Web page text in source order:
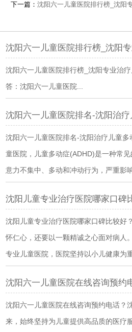
下一篇： 沈阳六一儿童医院排行榜_沈阳
沈阳六一儿童医院排行榜_沈阳
沈阳六一儿童医院排行榜_沈阳专业治
答：沈阳六一儿童医院...
沈阳六一儿童医院排名-沈阳治
沈阳六一儿童医院排名-沈阳治疗儿童
童医院，儿童多动症(ADHD)是一种常
意力不集中、多动和冲动行为，严重影
沈阳儿童专业治疗医院哪家口碑
沈阳儿童专业治疗医院哪家口碑比较好
怀仁心，还要以一颗精诚之心面对病人
专业儿童医院，医院坚持以小儿健康为
沈阳六一儿童医院在线咨询预约
沈阳六一儿童医院在线咨询预约电话？
来，始终坚持为儿童提供高品质的医疗